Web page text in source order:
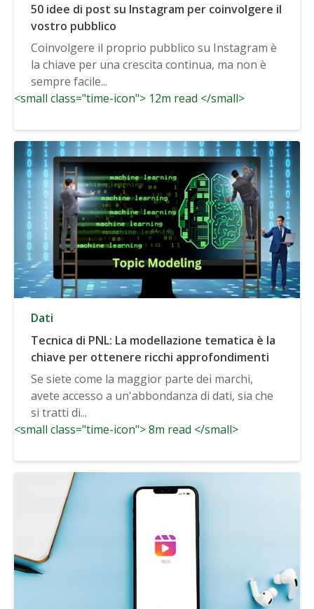
50 idee di post su Instagram per coinvolgere il
vostro pubblico
Coinvolgere il proprio pubblico su Instagram è
la chiave per una crescita continua, ma non è
sempre facile...
<small class="time-icon"> 12m read </small>
Dati
Tecnica di PNL: La modellazione tematica è la
chiave per ottenere ricchi approfondimenti
Se siete come la maggior parte dei marchi,
avete accesso a un'abbondanza di dati, sia che
si tratti di...
<small class="time-icon"> 8m read </small>